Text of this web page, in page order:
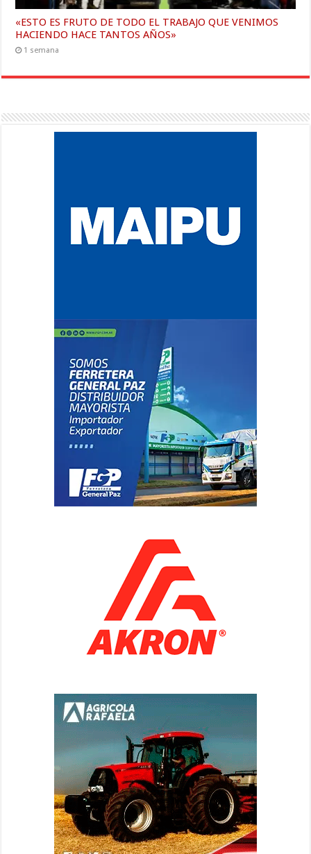
«ESTO ES FRUTO DE TODO EL TRABAJO QUE VENIMOS
HACIENDO HACE TANTOS AÑOS»
1 semana